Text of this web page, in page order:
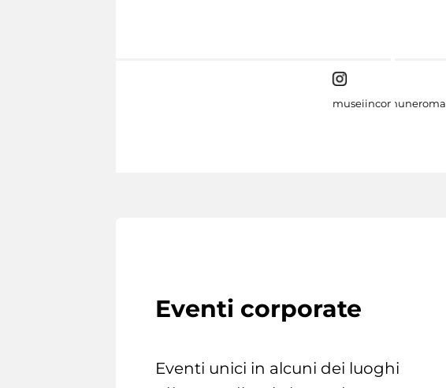
museiincomuneroma
Eventi corporate
Eventi unici in alcuni dei luoghi